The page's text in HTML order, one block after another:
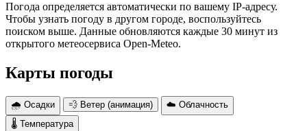
Погода определяется автоматически по вашему IP-адресу.
Чтобы узнать погоду в другом городе, воспользуйтесь
поиском выше. Данные обновляются каждые 30 минут из
открытого метеосервиса Open-Meteo.
Карты погоды
🌧 Осадки 💨 Ветер (анимация)
☁️ Облачность
🌡 Температура